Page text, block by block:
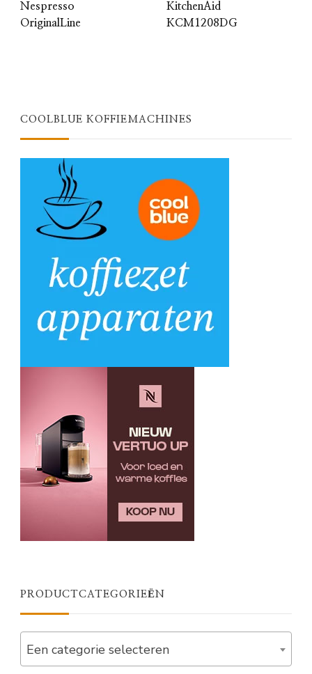
Nespresso
OriginalLine
KitchenAid
KCM1208DG
COOLBLUE KOFFIEMACHINES
PRODUCTCATEGORIEËN
Een categorie selecteren